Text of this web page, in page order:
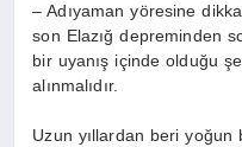
– Adıyaman yöresine
son Elazığ depreminden
bir uyanış içinde olduğu
alınmalıdır.
Uzun yıllardan beri yoğun